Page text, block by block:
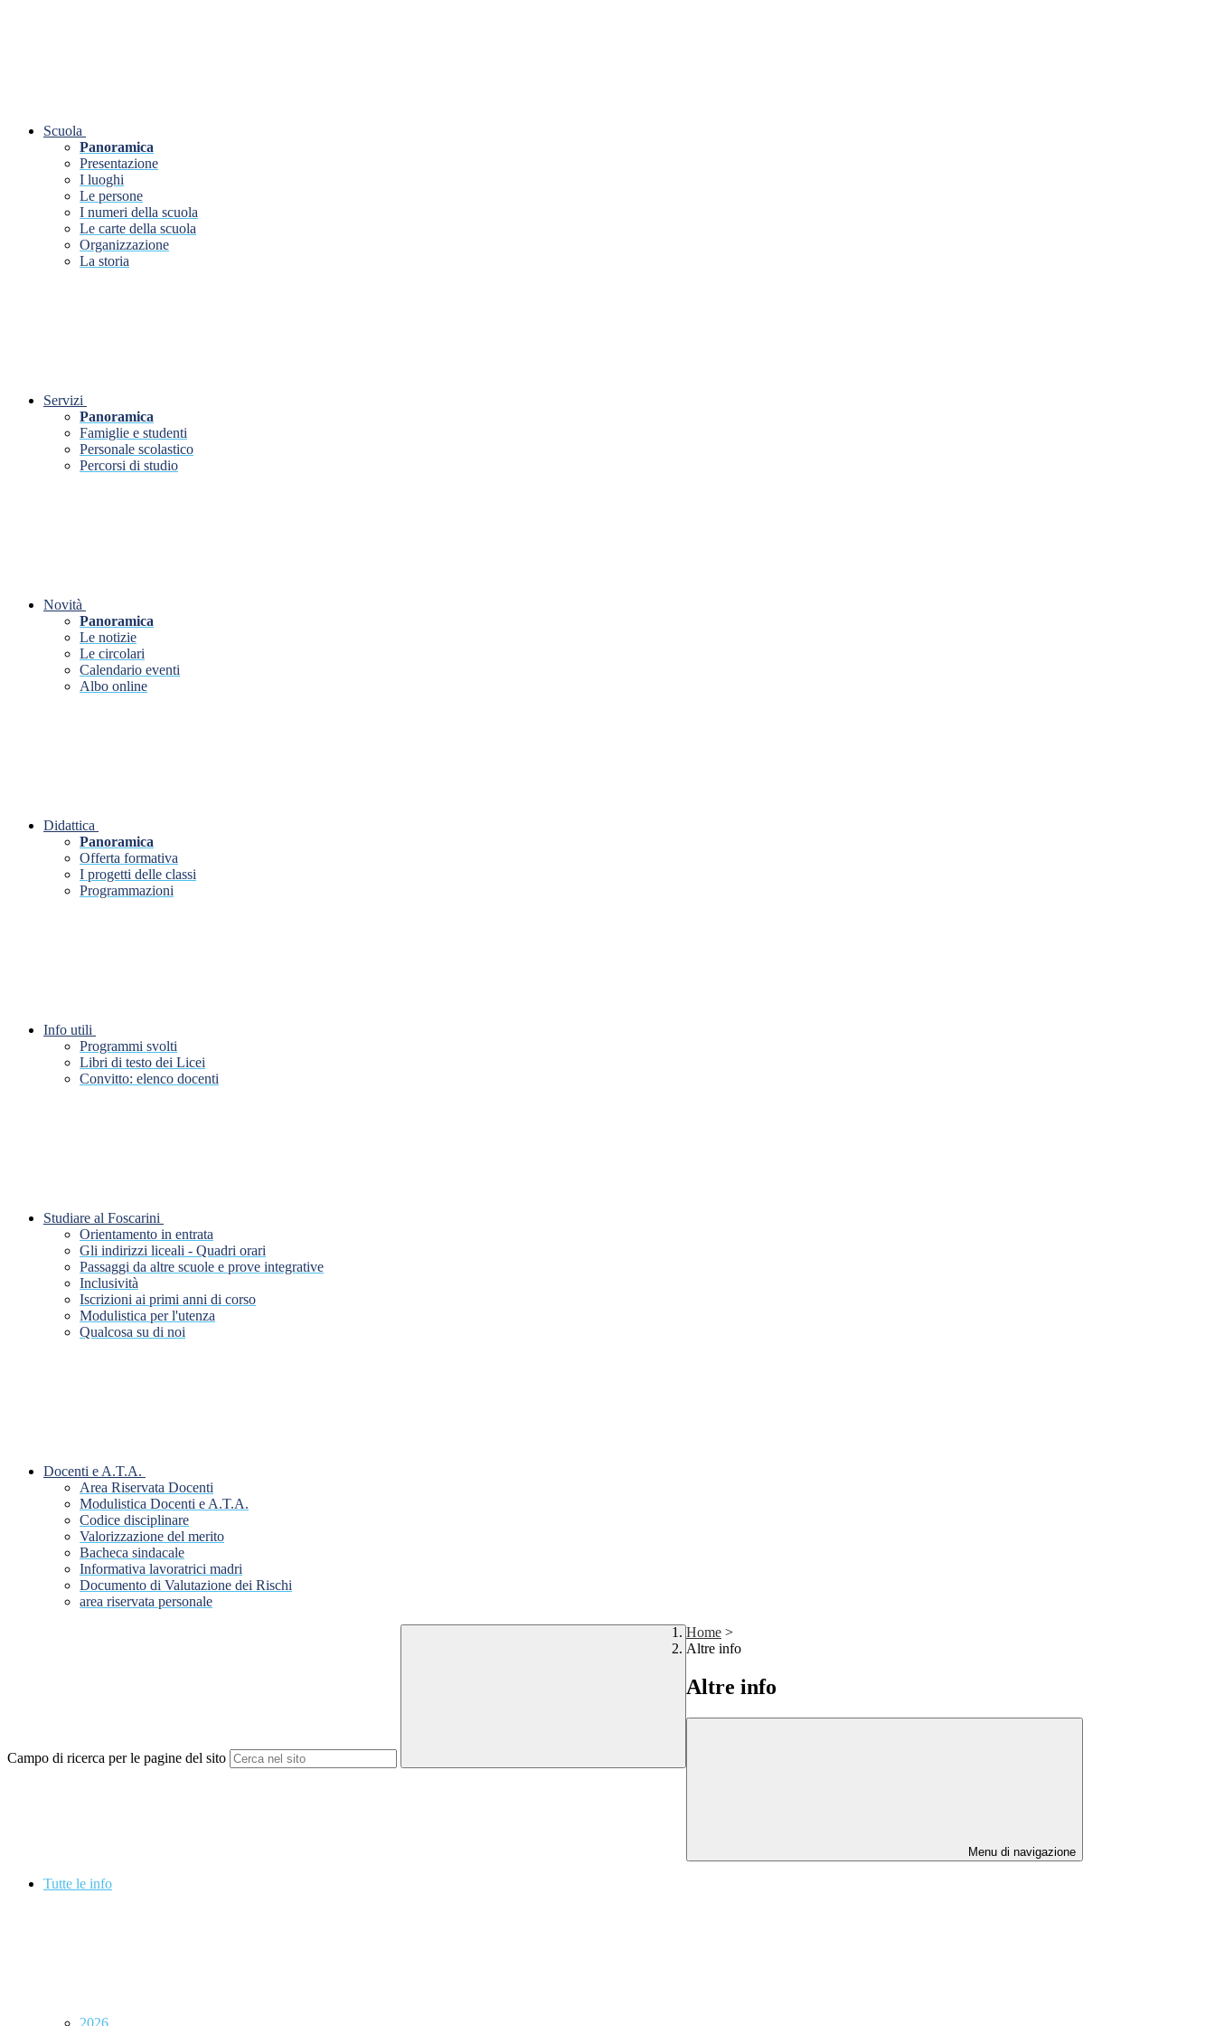
Scuola
Panoramica
Presentazione
I luoghi
Le persone
I numeri della scuola
Le carte della scuola
Organizzazione
La storia
Servizi
Panoramica
Famiglie e studenti
Personale scolastico
Percorsi di studio
Novità
Panoramica
Le notizie
Le circolari
Calendario eventi
Albo online
Didattica
Panoramica
Offerta formativa
I progetti delle classi
Programmazioni
Info utili
Programmi svolti
Libri di testo dei Licei
Convitto: elenco docenti
Studiare al Foscarini
Orientamento in entrata
Gli indirizzi liceali - Quadri orari
Passaggi da altre scuole e prove integrative
Inclusività
Iscrizioni ai primi anni di corso
Modulistica per l'utenza
Qualcosa su di noi
Docenti e A.T.A.
Area Riservata Docenti
Modulistica Docenti e A.T.A.
Codice disciplinare
Valorizzazione del merito
Bacheca sindacale
Informativa lavoratrici madri
Documento di Valutazione dei Rischi
area riservata personale
Campo di ricerca per le pagine del sito
Home >
Altre info
Altre info
Menu di navigazione
Tutte le info